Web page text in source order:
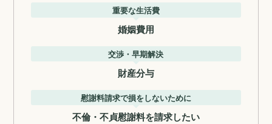
重要な生活費
婚姻費用
交渉・早期解決
財産分与
慰謝料請求で損をしないために
不倫・不貞慰謝料を請求したい